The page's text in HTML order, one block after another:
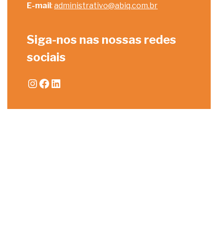
E-mail: administrativo@abiq.com.br
Siga-nos nas nossas redes
sociais
Instagram
Facebook
LinkedIn